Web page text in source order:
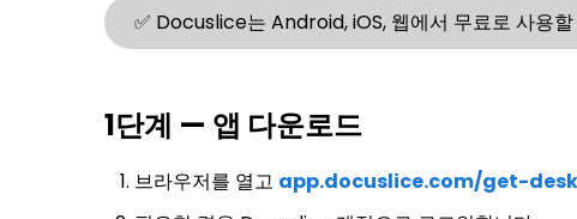
✅ Docuslice는 Android, iOS, 웹에서 무료로 사용
1단계 — 앱 다운로드
브라우저를 열고 app.docuslice.com/get-